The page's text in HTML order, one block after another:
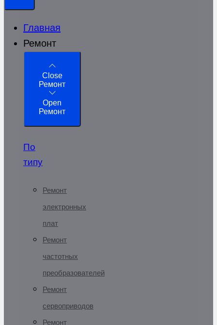
Главная
Ремонт
Close
Ремонт
Open
Ремонт
По
типу
Ремонт
электронных
плат
Ремонт
частотных
преобразователей
Ремонт
сервоприводов
Ремонт